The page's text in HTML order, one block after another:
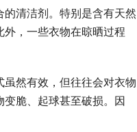
清洁剂。特别是含有天然
，一些衣物在晾晒过程
然有效，但往往会对衣物
脆、起球甚至破损。因